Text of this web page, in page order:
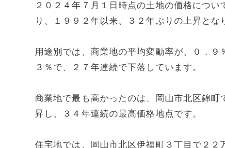
２０２４年７月１日時点の土地の価格につ
り、１９９２年以来、３２年ぶりの上昇とな
用途別では、商業地の平均変動率が、０．９
３％で、２７年連続で下落しています。
商業地で最も高かったのは、岡山市北区錦
昇し、３４年連続の最高価格地点です。
住宅地では、岡山市北区伊福町３丁目で２